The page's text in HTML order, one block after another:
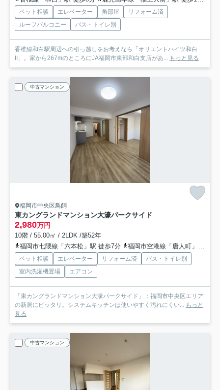
ペット相談 エレベーター 角部屋
リフォーム済
ルーフバルコニー
バス・トイレ別
香椎線和白駅周辺への引っ越しをお考えなら「オリエントハイツ和白
II」。家から267mのところにJA福岡市東部和白支店があ... もっと見る
中古マンション
福岡市中央区鳥飼
東カングランドマンション大濠パークサイド
2,980万円
10階 / 55.00㎡ / 2LDK /築52年
福岡市七隈線「六本松」駅 徒歩7分
福岡市空港線「唐人町」駅 徒歩18分
ペット相談 エレベーター リフォーム済
バス・トイレ別
室内洗濯機置場
エアコン
「東カングランドマンション大濠パークサイド」：福岡市中央区エリア
の新居にピッタリ。システムキッチンは使いやすく汚れにくい... もっと
見る
中古マンション